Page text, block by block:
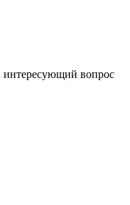
интересующий вопрос